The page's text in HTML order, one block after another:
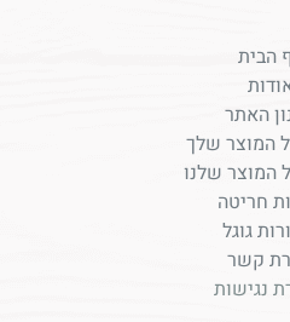
הבית
האתר
המוצר שלך
המוצר שלנו
חריטה
גוגל
קשר
נגישות